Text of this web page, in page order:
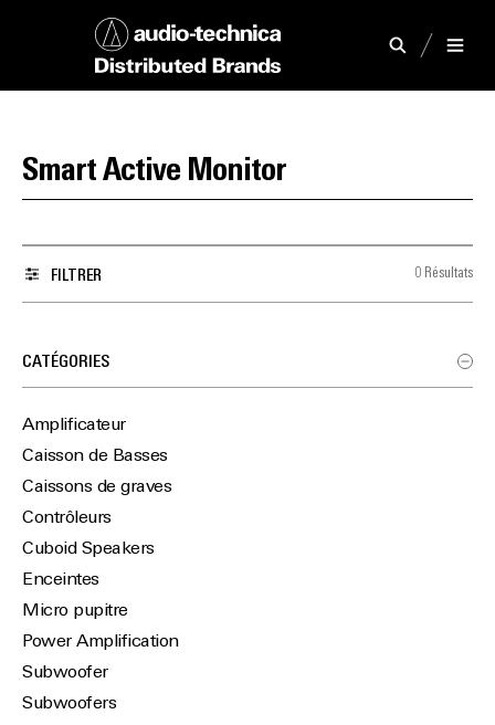
Smart Active Monitor
FILTRER 0 Résultats
CATÉGORIES
Amplificateur
Caisson de Basses
Caissons de graves
Contrôleurs
Cuboid Speakers
Enceintes
Micro pupitre
Power Amplification
Subwoofer
Subwoofers